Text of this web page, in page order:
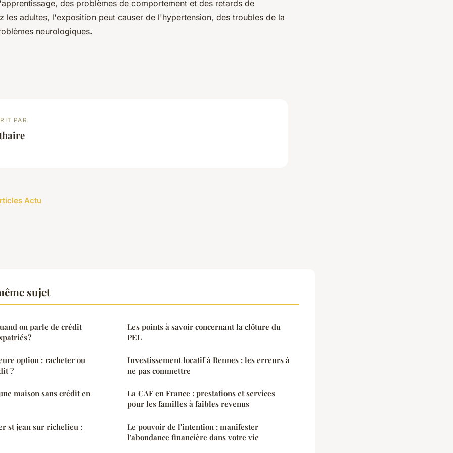
des problèmes de comportement et des retards de
les adultes, l'exposition peut causer de l'hypertension, des troubles de la
neurologiques.
PAR
Actu
sujet
on parle de crédit
?
option : racheter ou
?
maison sans crédit en
st jean sur richelieu :
Les points à savoir concernant la clôture du
PEL
Investissement locatif à Rennes : les erreurs à
ne pas commettre
La CAF en France : prestations et services
pour les familles à faibles revenus
Le pouvoir de l'intention : manifester
l'abondance financière dans votre vie